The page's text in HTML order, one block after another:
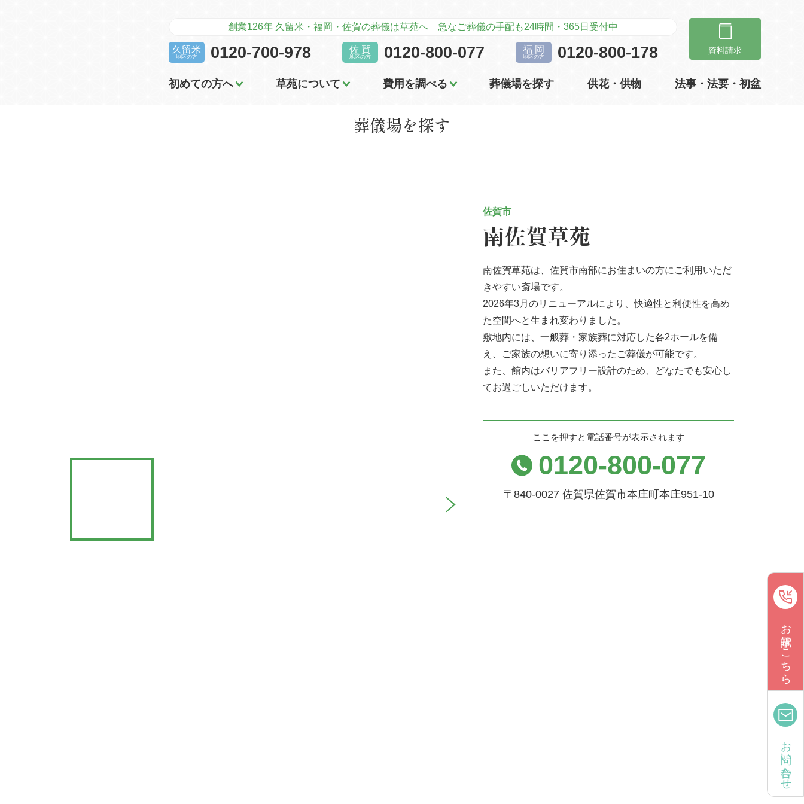
創業126年 久留米・福岡・佐賀の葬儀は草苑へ 急なご葬儀の手配も24時間・365日受付中
久留米
地区の方 0120-700-978 佐 賀
地区の方 0120-800-077 福 岡
地区の方 0120-800-178 資料請求
初めての方へ 草苑について 費用を調べる 葬儀場を探す 供花・供物 法事・法要・初盆
お電話はこちら
お問い合わせ
葬儀場を探す
佐賀市
南佐賀草苑
南佐賀草苑は、佐賀市南部にお住まいの方にご利用いただ
きやすい斎場です。
2026年3月のリニューアルにより、快適性と利便性を高め
た空間へと生まれ変わりました。
敷地内には、一般葬・家族葬に対応した各2ホールを備
え、ご家族の想いに寄り添ったご葬儀が可能です。
また、館内はバリアフリー設計のため、どなたでも安心し
てお過ごしいただけます。
ここを押すと電話番号が表示されます
0120-800-077
〒840-0027 佐賀県佐賀市本庄町本庄951-10
よくあるご質問
葬儀のマナー 葬儀の基礎知識
プラン・サービス一覧